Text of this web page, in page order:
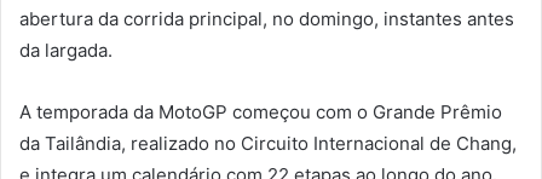
abertura da corrida principal, no domingo, instantes antes
da largada.
A temporada da MotoGP começou com o Grande Prêmio
da Tailândia, realizado no Circuito Internacional de Chang,